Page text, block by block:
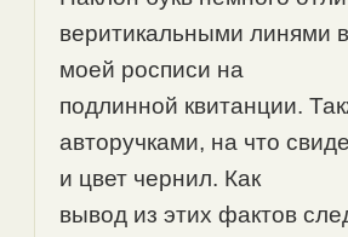
веритикальными линями
моей росписи на
подлинной квитанции.
авторучками, на что
и цвет чернил. Как
вывод из этих фактов